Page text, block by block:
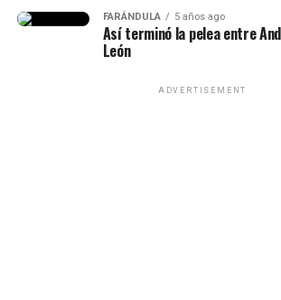
Epa Colombia y su abogada (Imagen
tomada de IG Rechismes)
siempre estuvo para
dicho.
(Recuerda dar clic en la imagen)
FARÁNDULA 5 años ago
Así terminó la pelea entre
León
ADVERTISEMENT